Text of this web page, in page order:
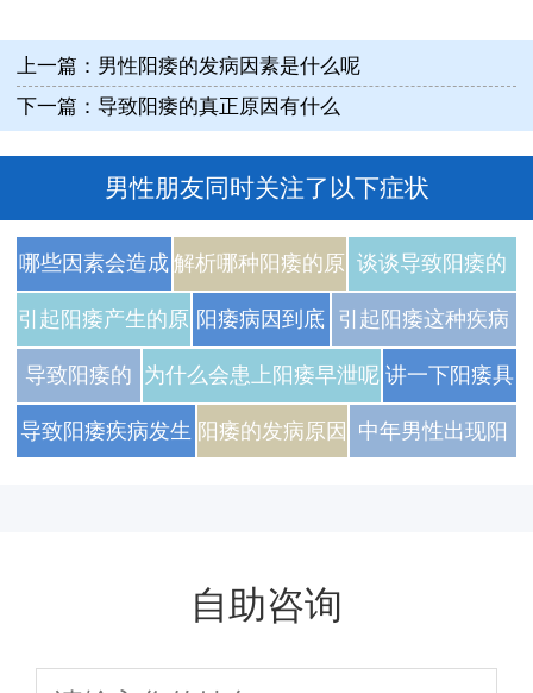
上一篇： 男性阳痿的发病因素是什么呢
下一篇： 导致阳痿的真正原因有什么
男性朋友同时关注了以下症状
哪些因素会造成
男性患上阳痿
解析哪种阳痿的原
因不用担心
谈谈导致阳痿的
疾病有哪几种
引起阳痿产生的原
因都有哪些呢
阳痿病因到底
有什么呢
引起阳痿这种疾病
的原因
导致阳痿的
原因主要是
为什么会患上阳痿早泄呢 讲一下阳痿具
体原因是什么
导致阳痿疾病发生 阳痿的发病原因 中年男性出现阳
自助咨询